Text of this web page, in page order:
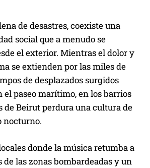
de desastres, coexiste una
social que a menudo se
el exterior. Mientras el dolor y
se extienden por las miles de
de desplazados surgidos
el paseo marítimo, en los barrios
de Beirut perdura una cultura de
nocturno.
donde la música retumba a
las zonas bombardeadas y un